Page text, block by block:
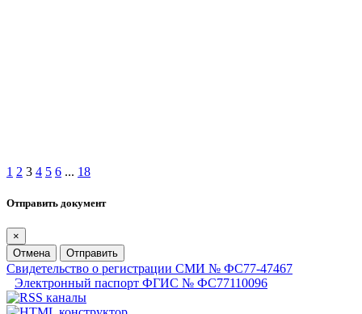
1 2 3 4 5 6 ... 18
Отправить документ
×
Отмена
Отправить
Свидетельство о регистрации СМИ № ФС77-47467
Электронный паспорт ФГИС № ФС77110096